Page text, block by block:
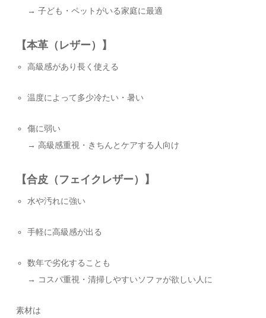
→ 子ども・ペットがいる家庭に最適
【本革（レザー）】
高級感があり長く使える
温度によって多少冷たい・暑い
傷に弱い
→ 高級感重視・きちんとケアする人向け
【合皮（フェイクレザー）】
水や汚れに強い
手軽に高級感が出る
数年で劣化することも
→ コスパ重視・清掃しやすいソファが欲しい人に
素材は